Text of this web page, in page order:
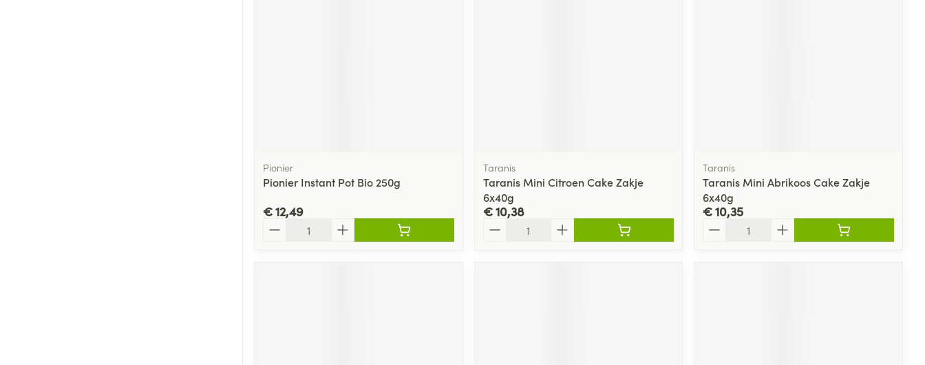
Pionier
Pionier Instant Pot Bio 250g
€ 12,49
Taranis
Taranis Mini Citroen Cake Zakje
6x40g
€ 10,38
Taranis
Taranis Mini Abrikoos Cake Zakje
6x40g
€ 10,35